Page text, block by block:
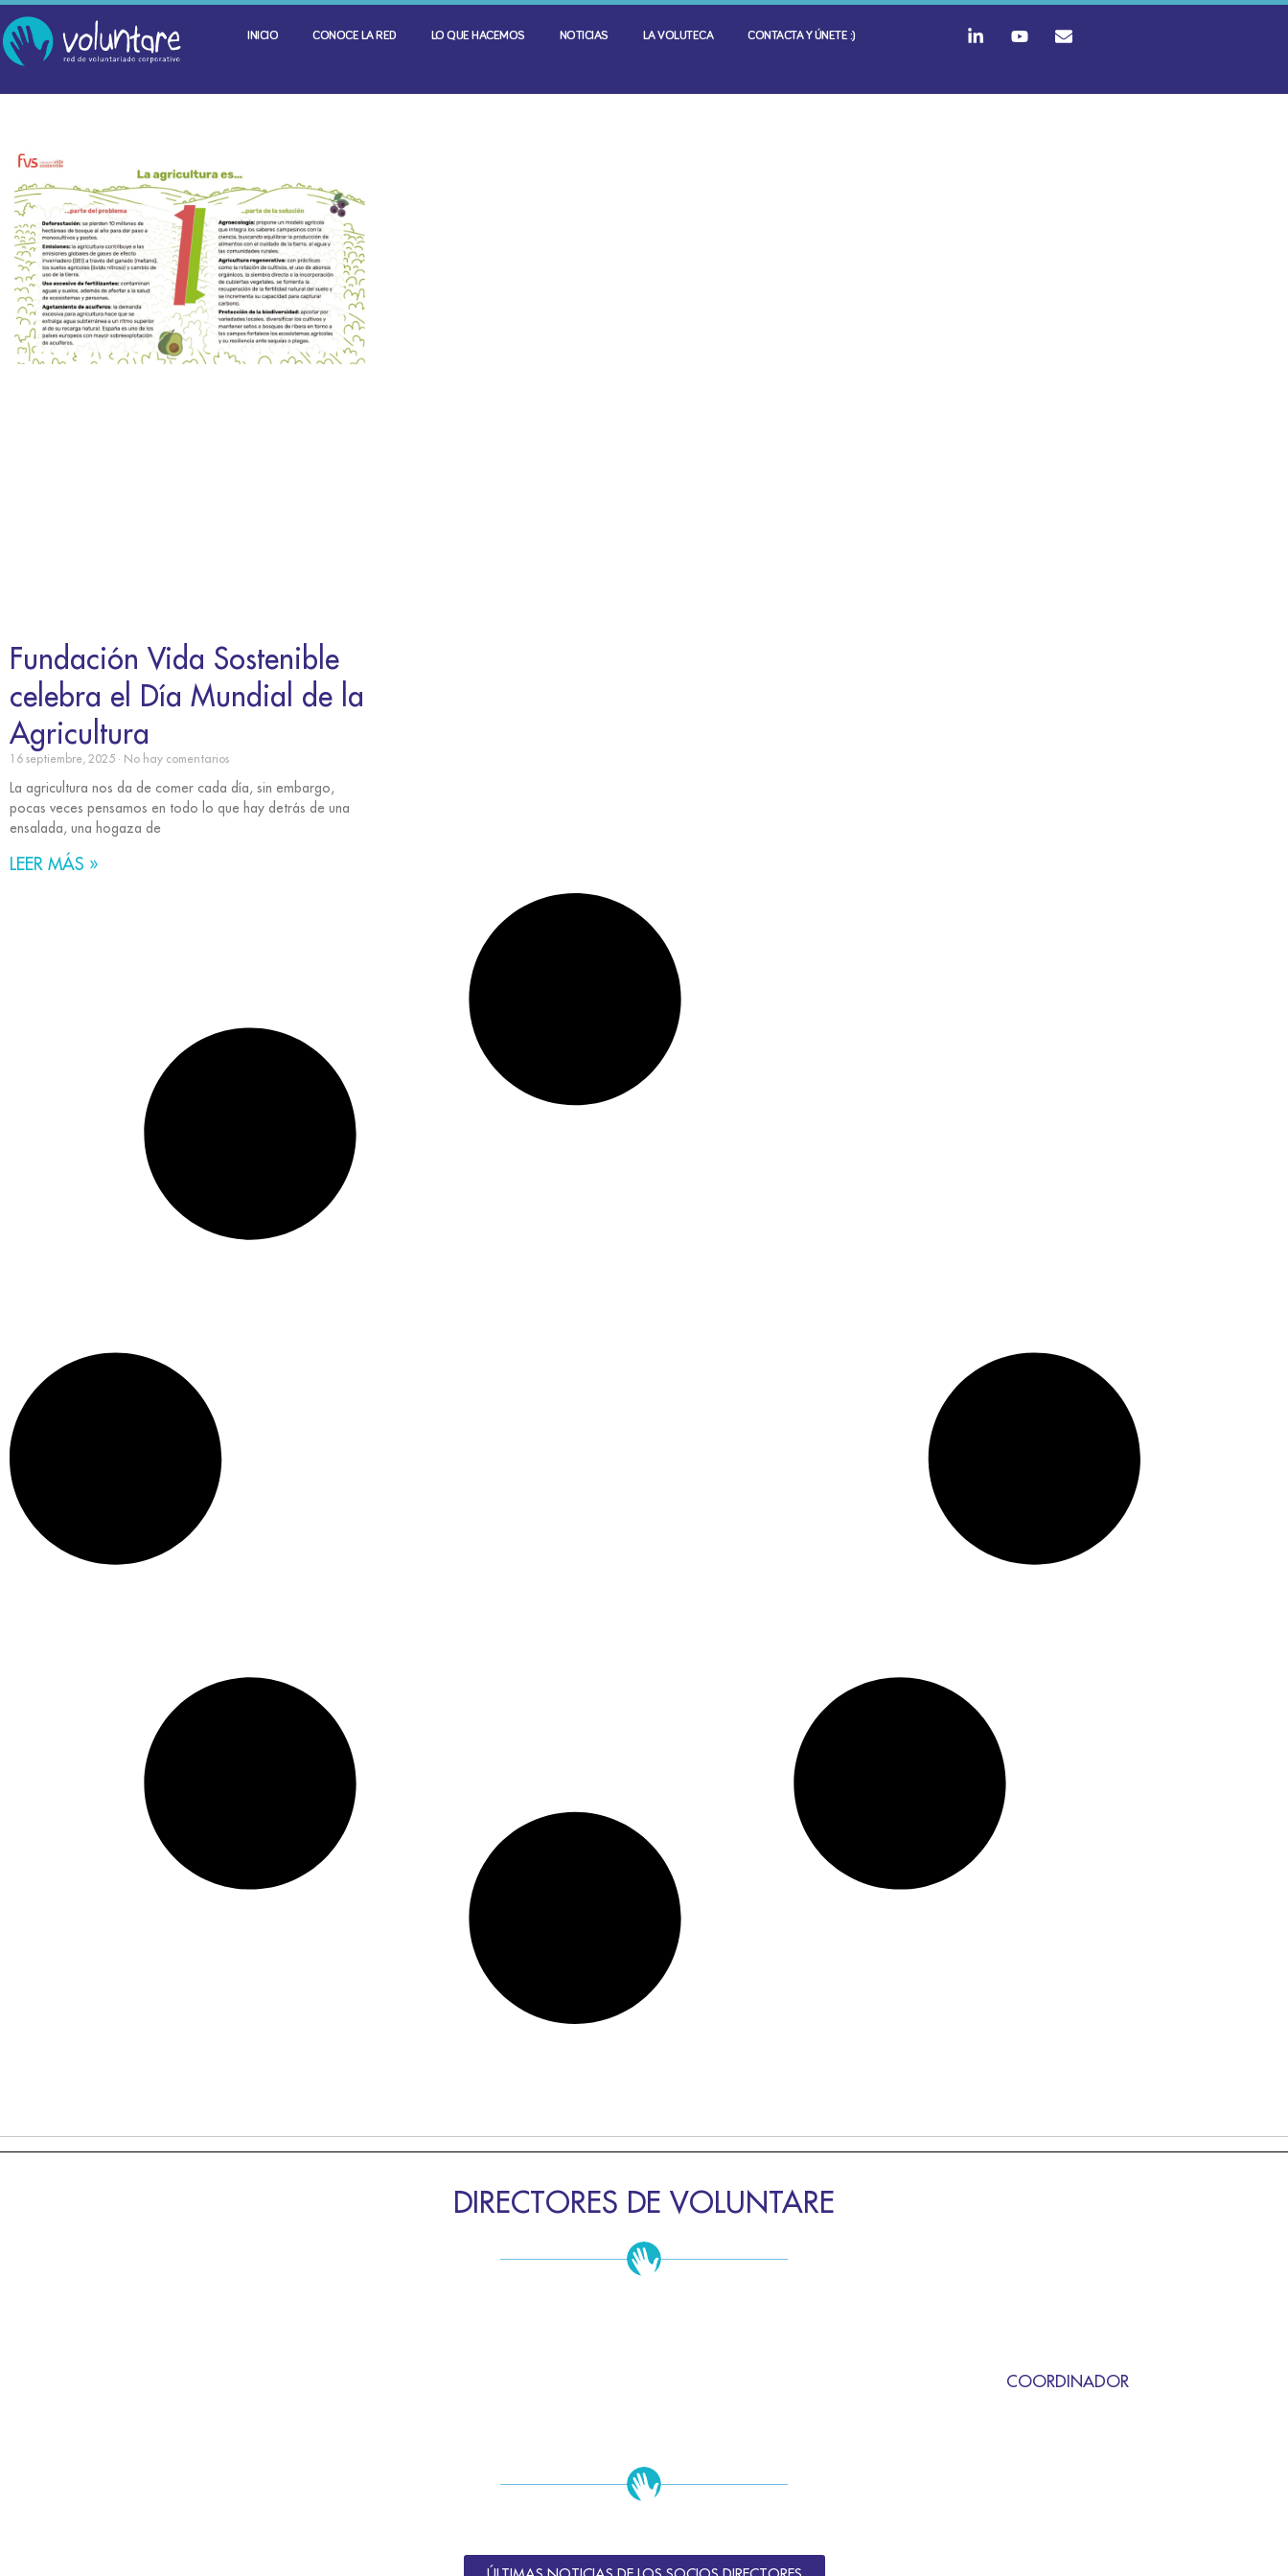
INICIO CONOCE LA RED LO QUE HACEMOS NOTICIAS LA VOLUTECA CONTACTA Y ÚNETE :)
Fundación Vida Sostenible
celebra el Día Mundial de la
Agricultura
16 septiembre, 2025 No hay comentarios
La agricultura nos da de comer cada día, sin embargo,
pocas veces pensamos en todo lo que hay detrás de una
ensalada, una hogaza de
LEER MÁS »
DIRECTORES DE VOLUNTARE
COORDINADOR